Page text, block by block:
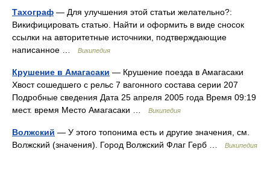
Тахограф — Для улучшения этой статьи желательно?:
Викифицировать статью. Найти и оформить в виде сносок
ссылки на авторитетные источники, подтверждающие
написанное …
Википедия
Крушение в Амагасаки — Крушение поезда в Амагасаки
Хвост сошедшего с рельс 7 вагонного состава серии 207
Подробные сведения Дата 25 апреля 2005 года Время 09:19
мест. время Место Амагасаки …
Википедия
Волжский — У этого топонима есть и другие значения, см.
Волжский (значения). Город Волжский Флаг Герб …
Википедия